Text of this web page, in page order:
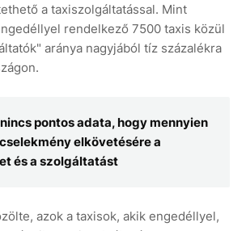
a taxiszolgáltatással. Mint
rendelkező 7500 taxis közül
aránya nagyjából tíz százalékra
pontos adata, hogy mennyien
elkövetésére a
és a szolgáltatást
azok a taxisok, akik engedéllyel,